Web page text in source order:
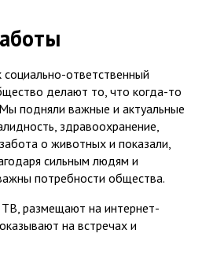
ответственный
делают то, что когда-то
подняли важные и актуальные
здравоохранение,
о животных и показали,
сильным людям и
потребности общества.
размещают на интернет-
на встречах и